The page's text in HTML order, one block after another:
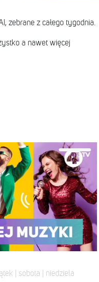
zebrane z całego tygodnia.
a nawet więcej
| sobota | niedziela